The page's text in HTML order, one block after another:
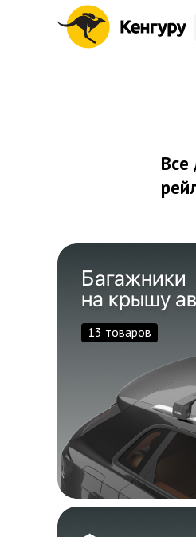
Все
Багажники
на крышу
13 товаров